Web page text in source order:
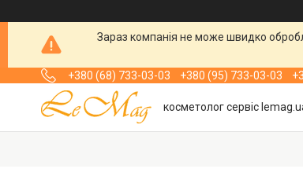
Зараз компанія не може швидко
+380 (68) 733-03-03
+380 (95) 733-03-03
косметолог сервіс